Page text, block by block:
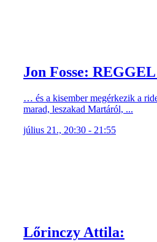
Jon Fosse:
… és a kisember megérkezik a
marad, leszakad Martáról, ...
július 21., 20:30 - 21:55
Lőrinczy Attila: